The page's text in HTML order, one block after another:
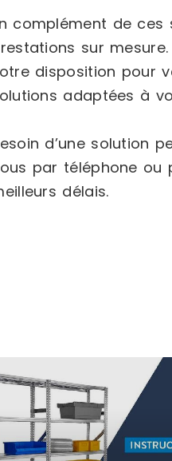
complément de ces
sur
disposition pour
adaptées à
d’une solution
par téléphone ou
délais.